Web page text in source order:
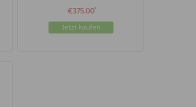
€375.00*
Jetzt kaufen